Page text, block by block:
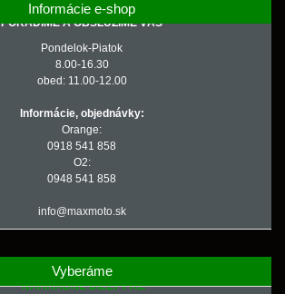
Informácie e-shop
PORADÍME A OBSLÚŽIME VÁS
Pondelok-Piatok
8.00-16.30
obed: 11.00-12.00
Informácie, objednávky:
Orange:
0918 541 858
O2:
0948 541 858
info@maxmoto.sk
Vyberáme
NÁHRADNÉ DIELY PRE